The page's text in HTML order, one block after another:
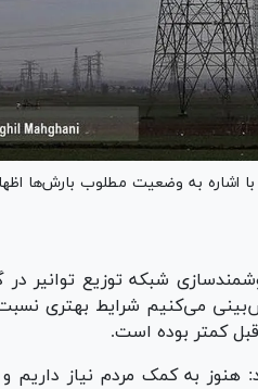
اشاره به وضعیت مطلوب بارش‌ها
شبکه توزیع توانیر در
می‌کنیم شرایط بهتری
کمتر بوده است.
هنوز به کمک مردم نیاز داریم